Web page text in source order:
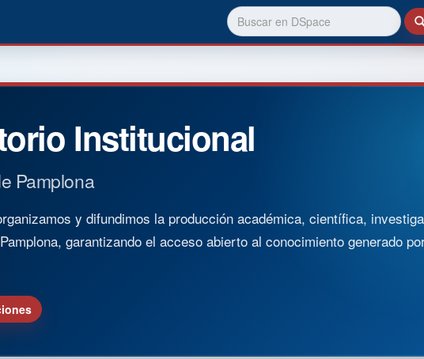
Institucional
Pamplona
y difundimos la producción académica, científica,
garantizando el acceso abierto al conocimiento generado